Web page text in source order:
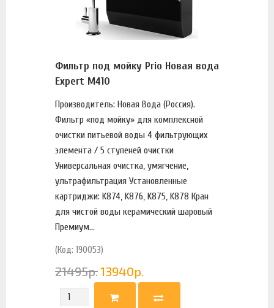
Фильтр под мойку Prio Новая вода
Expert M410
Производитель: Новая Вода (Россия).
Фильтр «под мойку» для комплексной
очистки питьевой воды 4 фильтрующих
элемента / 5 ступеней очистки
Универсальная очистка, умягчение,
ультрафильтрация Установленные
картриджи: K874, K876, K875, K878 Кран
для чистой воды керамический шаровый
Премиум...
(Код: 190053)
21495р.13940р.